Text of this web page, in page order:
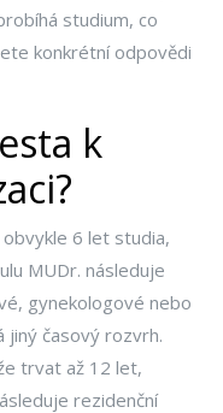
studium, co
konkrétní odpovědi
k
6 let studia,
MUDr. následuje
gynekologové nebo
jiný časový rozvrh.
trvat až 12 let,
rezidenční